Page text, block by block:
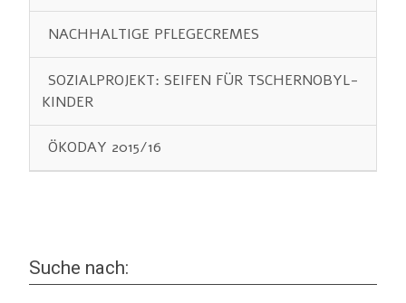
NACHHALTIGE PFLEGECREMES
SOZIALPROJEKT: SEIFEN FÜR TSCHERNOBYL-
KINDER
ÖKODAY 2015/16
Suche nach: